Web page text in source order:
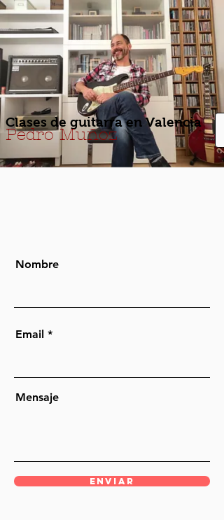
Clases de guitarra en Valencia
Pedro Muñoz
Nombre
Email
Mensaje
Enviar